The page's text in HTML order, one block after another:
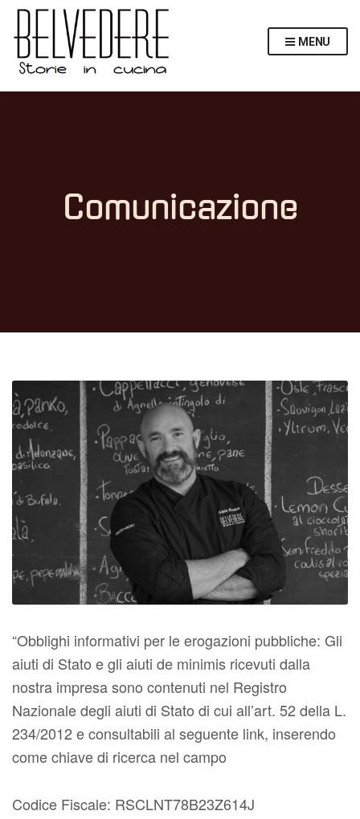
MENU
Comunicazione
“Obblighi informativi per le erogazioni pubbliche: Gli
aiuti di Stato e gli aiuti de minimis ricevuti dalla
nostra impresa sono contenuti nel Registro
Nazionale degli aiuti di Stato di cui all’art. 52 della L.
234/2012 e consultabili al seguente link, inserendo
come chiave di ricerca nel campo
Codice Fiscale: RSCLNT78B23Z614J